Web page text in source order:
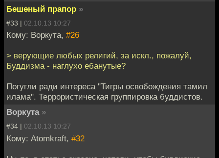
Бешеный прапор »
#33 | 02.10.13 10:27
Кому: Воркута, #26
> верующие любых религий, за искл., пожалуй,
Буддизма - наглухо ебанутые?
Погугли ради интереса "Тигры освобождения тамил
илама". Террористическая группировка буддистов.
Воркута »
#34 | 02.10.13 10:27
Кому: Atomkraft, #32